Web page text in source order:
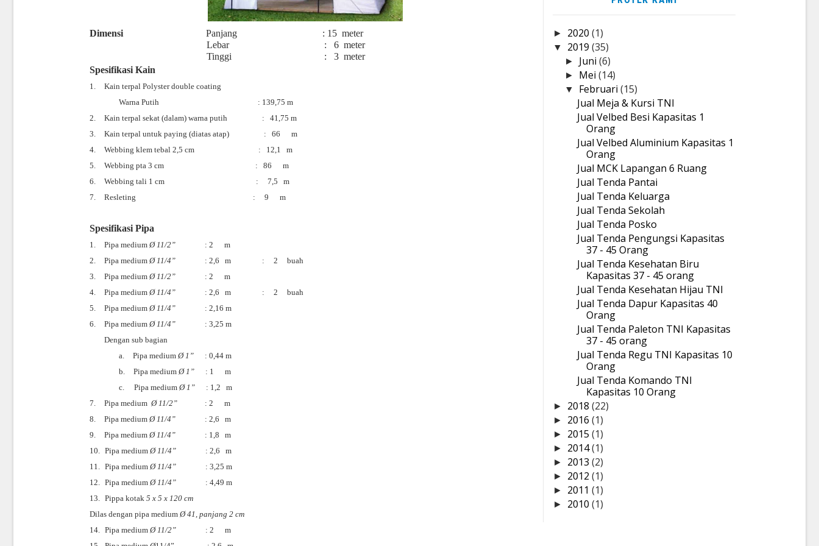
Dimensi Panjang : 15 meter
Lebar
: 6 meter
Tinggi
: 3 meter
Spesifikasi Kain
1.
Kain terpal Polyster double coating
Warna Putih
: 139,75 m
2.
Kain terpal sekat (dalam) warna putih :
41,75 m
3.
Kain terpal untuk paying (diatas atap) : 66
m
4.
Webbing klem tebal 2,5 cm : 12,1
m
5.
Webbing pta 3 cm : 86
m
6.
Webbing tali 1 cm : 7,5
m
7.
Resleting : 9 m
Spesifikasi Pipa
1. Pipa medium Ø11/2” : 2
m
2.
Pipa medium Ø11/4” : 2,6 m : 2
buah
3.
Pipa medium Ø11/2” : 2
m
4.
Pipa medium Ø11/4” : 2,6 m : 2
buah
5.
Pipa medium Ø11/4”
: 2,16 m
6.
Pipa medium Ø11/4”
: 3,25 m
Dengan sub bagian
a.
Pipa medium Ø1”
: 0,44 m
b.
Pipa medium Ø1” : 1
m
c.
Pipa medium Ø1” : 1,2
m
7.
Pipa medium Ø11/2” : 2
m
8.
Pipa medium Ø11/4” : 2,6
m
9.
Pipa medium Ø11/4” : 1,8
m
10. Pipa medium Ø11/4” : 2,6
m
11. Pipa medium Ø11/4”
: 3,25 m
12. Pipa medium Ø11/4”
: 4,49 m
13. Pippa kotak 5 x 5 x 120 cm
Dilas dengan pipa medium Ø41, panjang 2 cm
14. Pipa medium Ø11/2” : 2
m
► 2020 (1)
▼ 2019 (35)
► Juni(6)
► Mei(14)
▼ Februari(15)
Jual Meja & Kursi TNI
Jual Velbed Besi Kapasitas 1
Orang
Jual Velbed Aluminium Kapasitas 1
Orang
Jual MCK Lapangan 6 Ruang
Jual Tenda Pantai
Jual Tenda Keluarga
Jual Tenda Sekolah
Jual Tenda Posko
Jual Tenda Pengungsi Kapasitas
37 - 45 Orang
Jual Tenda Kesehatan Biru
Kapasitas 37 - 45 orang
Jual Tenda Kesehatan Hijau TNI
Jual Tenda Dapur Kapasitas 40
Orang
Jual Tenda Paleton TNI Kapasitas
37 - 45 orang
Jual Tenda Regu TNI Kapasitas 10
Orang
Jual Tenda Komando TNI
Kapasitas 10 Orang
► 2018 (22)
► 2016 (1)
► 2015 (1)
► 2014(1)
► 2013 (2)
► 2012 (1)
► 2011 (1)
► 2010 (1)